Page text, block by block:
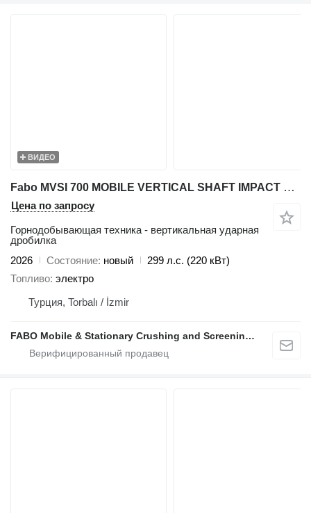
ВИДЕО
Fabo MVSI 700 MOBILE VERTICAL SHAFT IMPACT CRUSHING SCREENING PLANT
Цена по запросу
Горнодобывающая техника - вертикальная ударная
дробилка
2026
Состояние новый
299 л.с. (220 кВт)
Топливо электро
Турция, Torbalı / İzmir
FABO Mobile & Stationary Crushing and Screening Plants | Concrete Batching Plants Manufacturer